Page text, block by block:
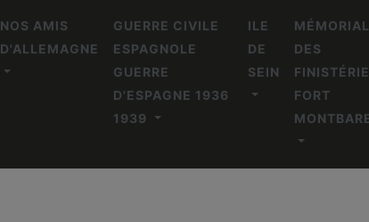
NOS AMIS
D'ALLEMAGNE
GUERRE CIVILE
ESPAGNOLE
GUERRE
D'ESPAGNE 1936
1939
ILE
DE
SEIN
DES
FORT